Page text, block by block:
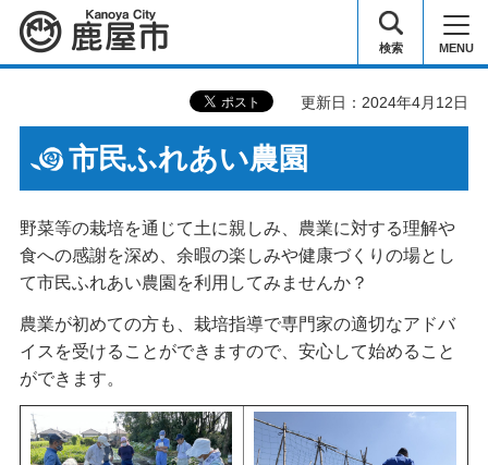
鹿屋市 検索 MENU
更新日：2024年4月12日
市民ふれあい農園
野菜等の栽培を通じて土に親しみ、農業に対する理解や
食への感謝を深め、余暇の楽しみや健康づくりの場とし
て市民ふれあい農園を利用してみませんか？
農業が初めての方も、栽培指導で専門家の適切なアドバ
イスを受けることができますので、安心して始めること
ができます。